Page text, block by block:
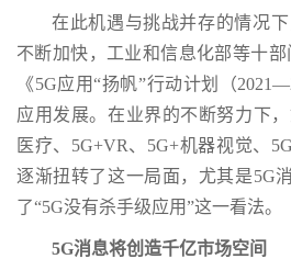
在此机遇与挑战并存的情况
不断加快，工业和信息化部等十
《5G应用“扬帆”行动计划（
应用发展。在业界的不断努力下
医疗、5G+VR、5G+机器视觉、
逐渐扭转了这一局面，尤其是5G
了“5G没有杀手级应用”这一看法。
5G消息将创造千亿市场空间